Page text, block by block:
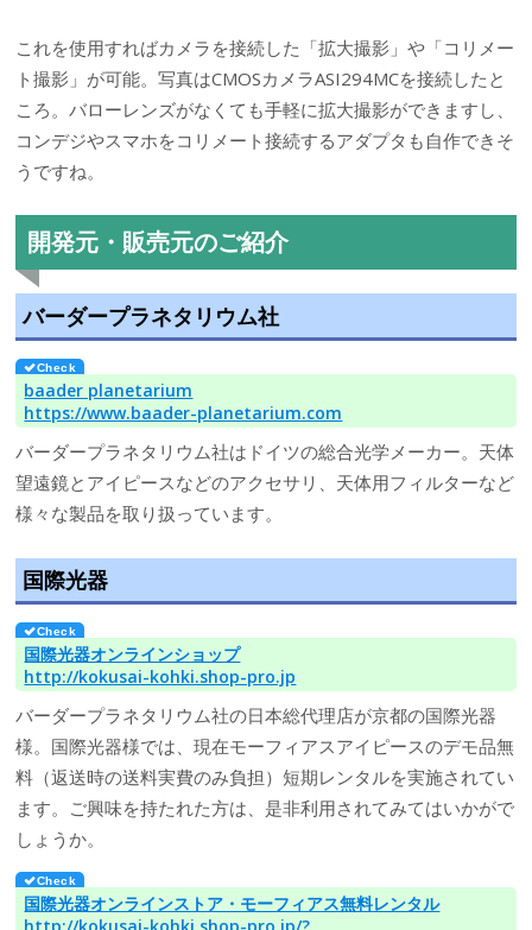
これを使用すればカメラを接続した「拡大撮影」や「コリメー
ト撮影」が可能。写真はCMOSカメラASI294MCを接続したと
ころ。バローレンズがなくても手軽に拡大撮影ができますし、
コンデジやスマホをコリメート接続するアダプタも自作できそ
うですね。
開発元・販売元のご紹介
バーダープラネタリウム社
baader planetarium
https://www.baader-planetarium.com
バーダープラネタリウム社はドイツの総合光学メーカー。天体
望遠鏡とアイピースなどのアクセサリ、天体用フィルターなど
様々な製品を取り扱っています。
国際光器
国際光器オンラインショップ
http://kokusai-kohki.shop-pro.jp
バーダープラネタリウム社の日本総代理店が京都の国際光器
様。国際光器様では、現在モーフィアスアイピースのデモ品無
料（返送時の送料実費のみ負担）短期レンタルを実施されてい
ます。ご興味を持たれた方は、是非利用されてみてはいかがで
しょうか。
国際光器オンラインストア・モーフィアス無料レンタル